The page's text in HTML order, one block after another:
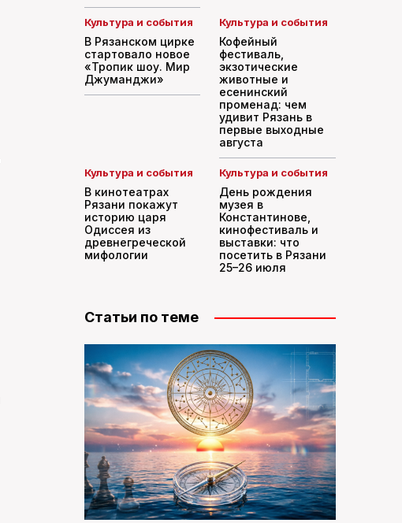
Культура и события
В Рязанском цирке
стартовало новое
«Тропик шоу. Мир
Джуманджи»
Культура и события
Кофейный
фестиваль,
экзотические
животные и
есенинский
променад: чем
удивит Рязань в
первые выходные
августа
Культура и события
В кинотеатрах
Рязани покажут
историю царя
Одиссея из
древнегреческой
мифологии
Культура и события
День рождения
музея в
Константинове,
кинофестиваль и
выставки: что
посетить в Рязани
25–26 июля
Статьи по теме